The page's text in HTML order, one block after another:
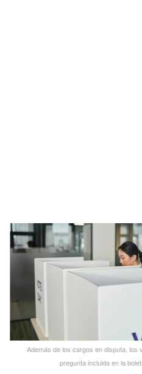
Además de los cargos en disputa, los
pregunta incluida en la